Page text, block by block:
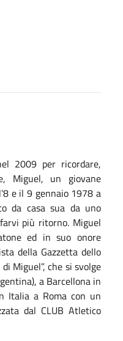
2009 per ricordare,
Miguel, un giovane
e il 9 gennaio 1978 a
da casa sua da uno
più ritorno. Miguel
ed in suo onore
della Gazzetta dello
Miguel”, che si svolge
a Barcellona in
Italia a Roma con un
dal CLUB Atletico